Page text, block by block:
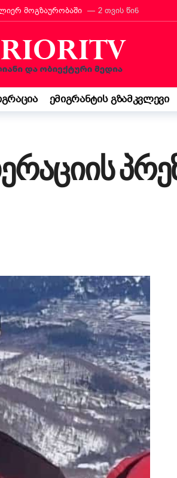
პირადად მიულოცა
3 თვის წინ
მოიგო
3 თვის წინ
730-ს შესახებ! ვალდებულება თუ
– რას ნიშნავს ეს ემიგრანტებისთვის
4
— 15 წლის ბარბარე მანჯგალაძის
ემიგრანტის გზამკვლევი